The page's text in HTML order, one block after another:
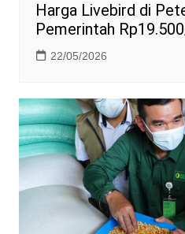
Harga Livebird di
Pemerintah
22/05/2026